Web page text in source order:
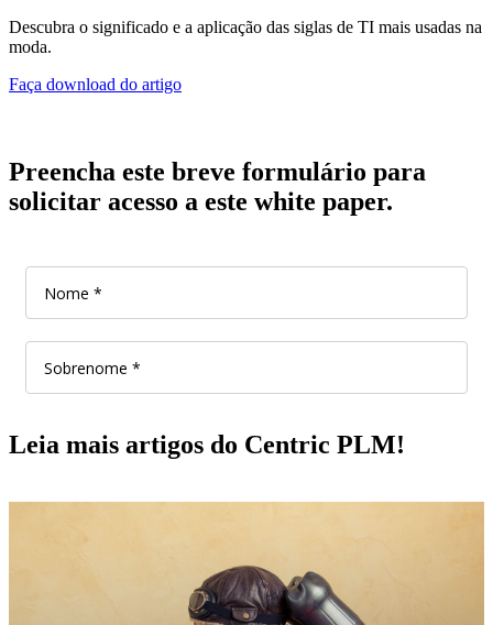
Descubra o significado e a aplicação das siglas de TI mais usadas na
moda.
Faça download do artigo
Preencha este breve formulário para
solicitar acesso a este white paper.
Leia mais artigos do Centric PLM!